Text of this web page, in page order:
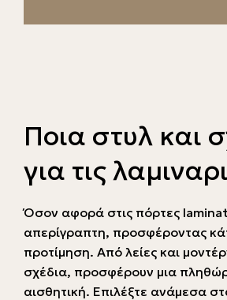
Ποια στυλ και
για τις
Όσον αφορά στις πόρτες
απερίγραπτη, προσφέροντας
προτίμηση. Από λείες και
σχέδια, προσφέρουν μια
αισθητική. Επιλέξτε ανάμεσα